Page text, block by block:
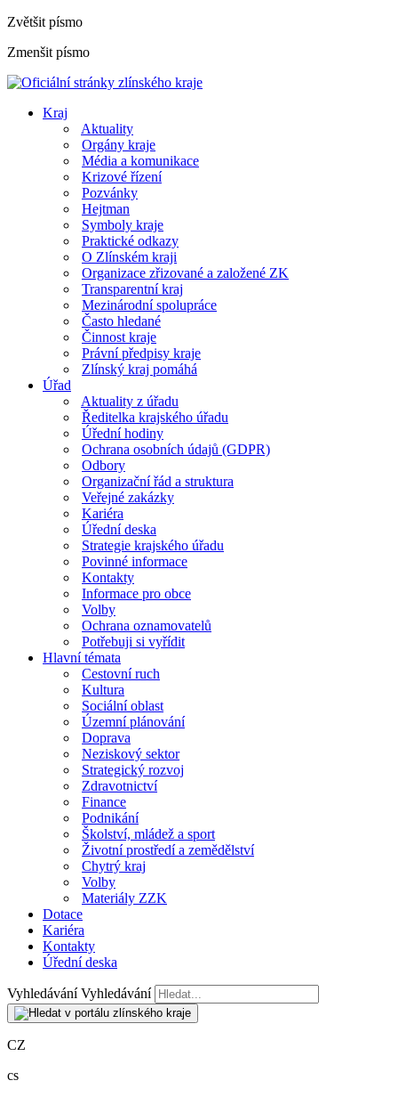
Zvětšit písmo
Zmenšit písmo
Kraj
Aktuality
Orgány kraje
Média a komunikace
Krizové řízení
Pozvánky
Hejtman
Symboly kraje
Praktické odkazy
O Zlínském kraji
Organizace zřizované a založené ZK
Transparentní kraj
Mezinárodní spolupráce
Často hledané
Činnost kraje
Právní předpisy kraje
Zlínský kraj pomáhá
Úřad
Aktuality z úřadu
Ředitelka krajského úřadu
Úřední hodiny
Ochrana osobních údajů (GDPR)
Odbory
Organizační řád a struktura
Veřejné zakázky
Kariéra
Úřední deska
Strategie krajského úřadu
Povinné informace
Kontakty
Informace pro obce
Volby
Ochrana oznamovatelů
Potřebuji si vyřídit
Hlavní témata
Cestovní ruch
Kultura
Sociální oblast
Územní plánování
Doprava
Neziskový sektor
Strategický rozvoj
Zdravotnictví
Finance
Podnikání
Školství, mládež a sport
Životní prostředí a zemědělství
Chytrý kraj
Volby
Materiály ZZK
Dotace
Kariéra
Kontakty
Úřední deska
Vyhledávání Vyhledávání
CZ
cs